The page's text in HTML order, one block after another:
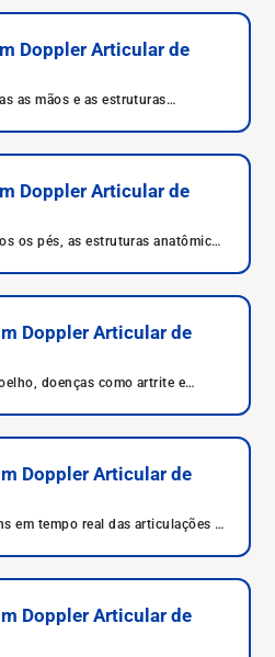
Doppler Articular de
as mãos e as estruturas
Doppler Articular de
os pés, as estruturas anatômicas
Doppler Articular de
doenças como artrite e
Doppler Articular de
em tempo real das articulações e
Doppler Articular de